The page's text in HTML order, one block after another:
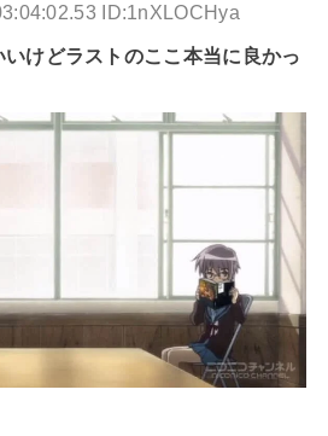
ID:1nXLOCHya
けどラストのここ本当に良かっ